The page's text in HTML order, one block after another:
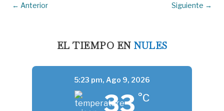
← Anterior Siguiente →
EL TIEMPO EN NULES
5:23 pm, Ago 9, 2026
33 °C